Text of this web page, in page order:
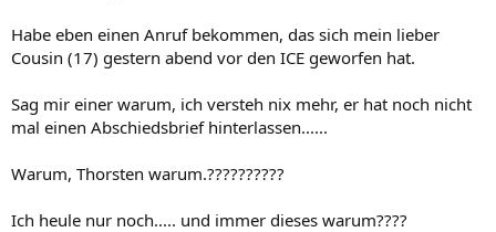
Habe eben einen Anruf bekommen, das sich mein lieber
Cousin (17) gestern abend vor den ICE geworfen hat.
Sag mir einer warum, ich versteh nix mehr, er hat noch nicht
mal einen Abschiedsbrief hinterlassen......
Warum, Thorsten warum.??????????
Ich heule nur noch..... und immer dieses warum????